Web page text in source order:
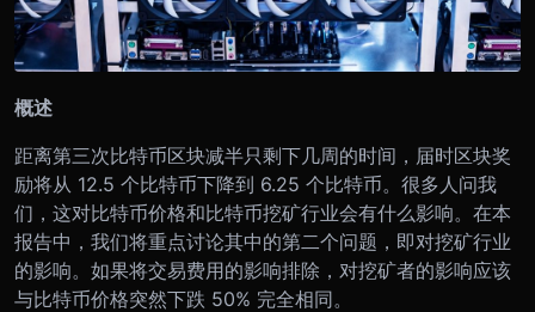
概述
距离第三次比特币区块减半只剩下几周的时间，届时区块奖
励将从 12.5 个比特币下降到 6.25 个比特币。很多人问我
们，这对比特币价格和比特币挖矿行业会有什么影响。在本
报告中，我们将重点讨论其中的第二个问题，即对挖矿行业
的影响。如果将交易费用的影响排除，对挖矿者的影响应该
与比特币价格突然下跌 50% 完全相同。